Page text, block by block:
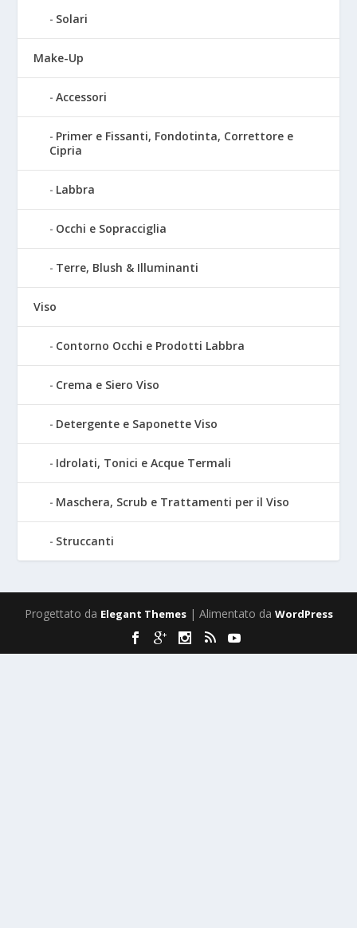
Solari
Make-Up
Accessori
Primer e Fissanti, Fondotinta, Correttore e
Cipria
Labbra
Occhi e Sopracciglia
Terre, Blush & Illuminanti
Viso
Contorno Occhi e Prodotti Labbra
Crema e Siero Viso
Detergente e Saponette Viso
Idrolati, Tonici e Acque Termali
Maschera, Scrub e Trattamenti per il Viso
Struccanti
Progettato da Elegant Themes| Alimentato da WordPress